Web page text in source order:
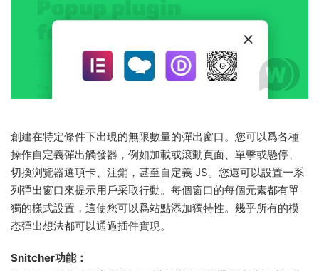
創建在特定條件下出現的無限數量的彈出窗口。您可以爲各種
操作自定義彈出觸發器，例如加載或滾動頁面、單擊或懸停、
切換浏覽器選項卡、注銷，甚至自定義 JS。您還可以設置一系
列彈出窗口來提示用戶采取行動。每個窗口的每個元素都有單
獨的樣式設置，這使您可以爲站點添加獨特性。幾乎所有的模
态彈出想法都可以通過插件實現。
Snitcher功能：